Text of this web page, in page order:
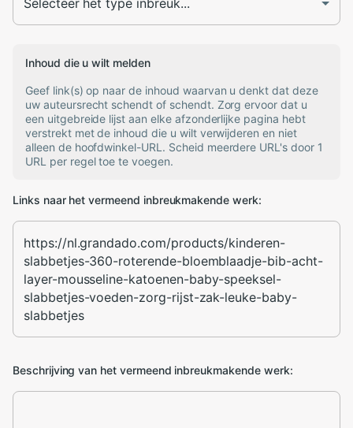
Inhoud die u wilt melden
Geef link(s) op naar de inhoud waarvan u denkt dat deze
uw auteursrecht schendt of schendt. Zorg ervoor dat u
een uitgebreide lijst aan elke afzonderlijke pagina hebt
verstrekt met de inhoud die u wilt verwijderen en niet
alleen de hoofdwinkel-URL. Scheid meerdere URL's door 1
URL per regel toe te voegen.
Links naar het vermeend inbreukmakende werk:
Beschrijving van het vermeend inbreukmakende werk: